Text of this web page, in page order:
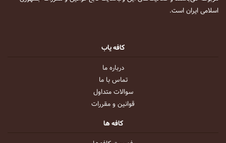
اسلامی ایران است.
کافه یاب
درباره ما
تماس با ما
سوالات متداول
قوانین و مقررات
کافه ها